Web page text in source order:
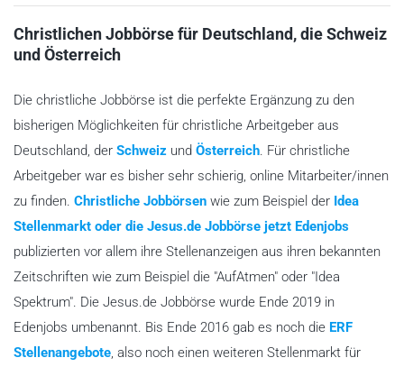
Christlichen Jobbörse für Deutschland, die Schweiz
und Österreich
Die christliche Jobbörse ist die perfekte Ergänzung zu den
bisherigen Möglichkeiten für christliche Arbeitgeber aus
Deutschland, der Schweiz und Österreich . Für christliche
Arbeitgeber war es bisher sehr schierig, online Mitarbeiter/innen
zu finden. Christliche Jobbörsen wie zum Beispiel der Idea
Stellenmarkt oder die Jesus.de Jobbörse jetzt Edenjobs
publizierten vor allem ihre Stellenanzeigen aus ihren bekannten
Zeitschriften wie zum Beispiel die "AufAtmen" oder "Idea
Spektrum". Die Jesus.de Jobbörse wurde Ende 2019 in
Edenjobs umbenannt. Bis Ende 2016 gab es noch die ERF
Stellenangebote , also noch einen weiteren Stellenmarkt für